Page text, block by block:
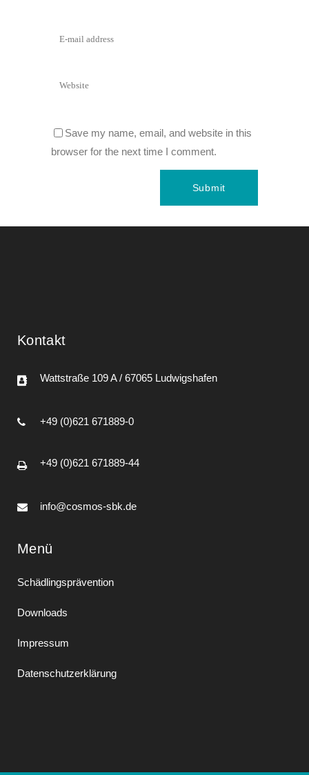
Save my name, email, and website in this
browser for the next time I comment.
Kontakt
Wattstraße 109 A / 67065 Ludwigshafen
+49 (0)621 671889-0
+49 (0)621 671889-44
info@cosmos-sbk.de
Menü
Schädlingsprävention
Downloads
Impressum
Datenschutzerklärung